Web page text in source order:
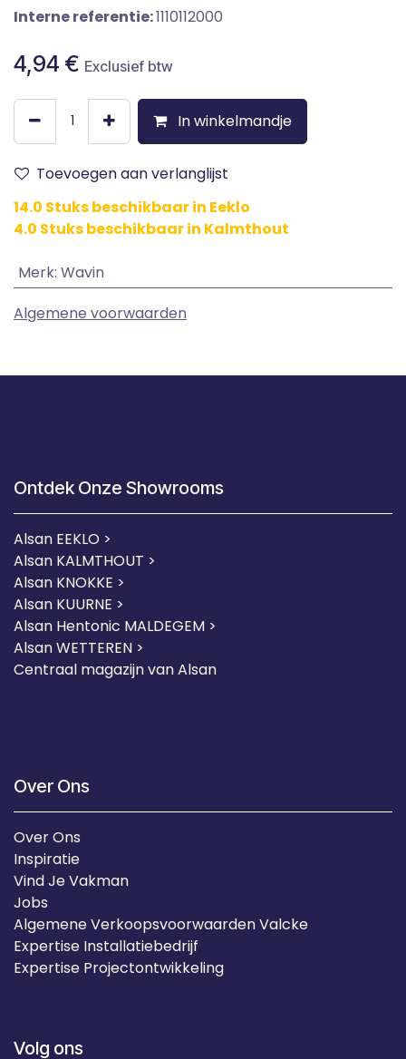
Interne referentie:1110112000
4,94 € Exclusief btw
In winkelmandje
Toevoegen aan verlanglijst
14.0 Stuks beschikbaar in Eeklo
4.0 Stuks beschikbaar in Kalmthout
Merk: Wavin
Algemene voorwaarden
Ontdek Onze Showrooms
Alsan EEKLO >
Alsan KALMTHOUT >
Alsan KNOKKE >
Alsan KUURNE >
Alsan Hentonic MALDEGEM >
Alsan WETTEREN >
Centraal magazijn van Alsan
Over Ons
Over Ons
Inspiratie
Vind Je Vakman
Jobs
Algemene Verkoopsvoorwaarden Valcke
Expertise Installatiebedrijf
Expertise Projectontwikkeling
Volg ons